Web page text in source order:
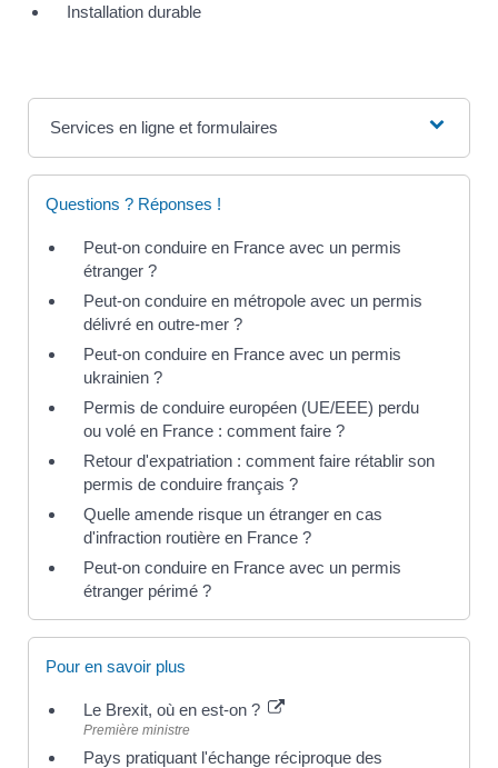
Installation durable
Services en ligne et formulaires
Questions ? Réponses !
Peut-on conduire en France avec un permis
étranger ?
Peut-on conduire en métropole avec un permis
délivré en outre-mer ?
Peut-on conduire en France avec un permis
ukrainien ?
Permis de conduire européen (UE/EEE) perdu
ou volé en France : comment faire ?
Retour d'expatriation : comment faire rétablir son
permis de conduire français ?
Quelle amende risque un étranger en cas
d'infraction routière en France ?
Peut-on conduire en France avec un permis
étranger périmé ?
Pour en savoir plus
Le Brexit, où en est-on ?
Première ministre
Pays pratiquant l'échange réciproque des